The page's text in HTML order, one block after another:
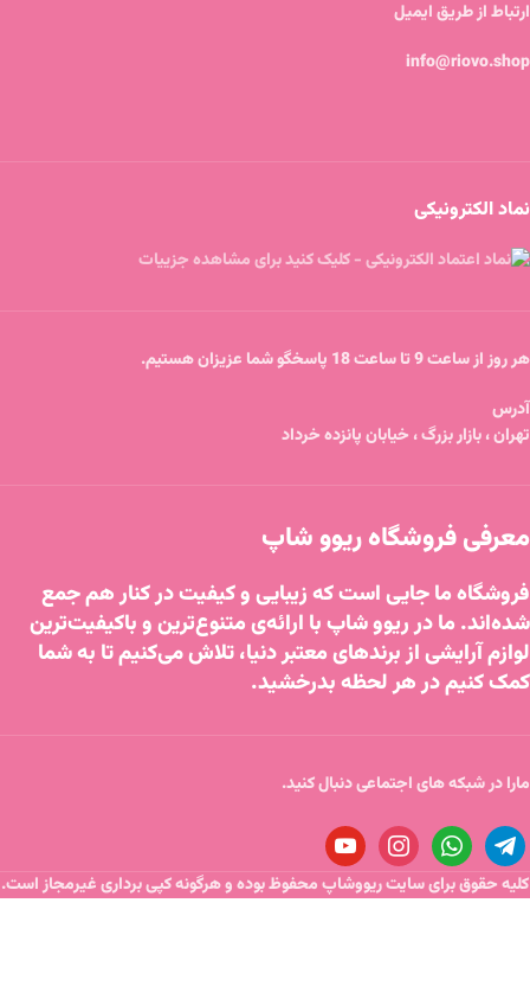
ارتباط از طریق ایمیل
info@riovo.shop
نماد الکترونیکی
هر روز از ساعت 9 تا ساعت 18 پاسخگو شما عزیزان هستیم.
آدرس
تهران ، بازار بزرگ ، خیابان پانزده خرداد
معرفی فروشگاه ریوو شاپ
فروشگاه ما جایی است که زیبایی و کیفیت در کنار هم جمع
شده‌اند. ما در ریوو شاپ با ارائه‌ی متنوع‌ترین و باکیفیت‌ترین
لوازم آرایشی از برندهای معتبر دنیا، تلاش می‌کنیم تا به شما
کمک کنیم در هر لحظه بدرخشید.
مارا در شبکه های اجتماعی دنبال کنید.
کلیه حقوق برای سایت ریووشاپ محفوظ بوده و هرگونه کپی برداری غیرمجاز است.